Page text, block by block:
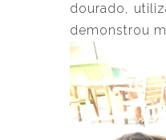
dourado,
demonstrou